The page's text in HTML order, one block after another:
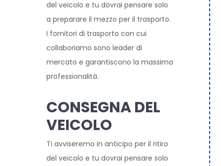
del veicolo e tu dovrai pensare solo
a preparare il mezzo per il trasporto.
I fornitori di trasporto con cui
collaboriamo sono leader di
mercato e garantiscono la massima
professionalità.
CONSEGNA DEL
VEICOLO
Ti avviseremo in anticipo per il ritiro
del veicolo e tu dovrai pensare solo